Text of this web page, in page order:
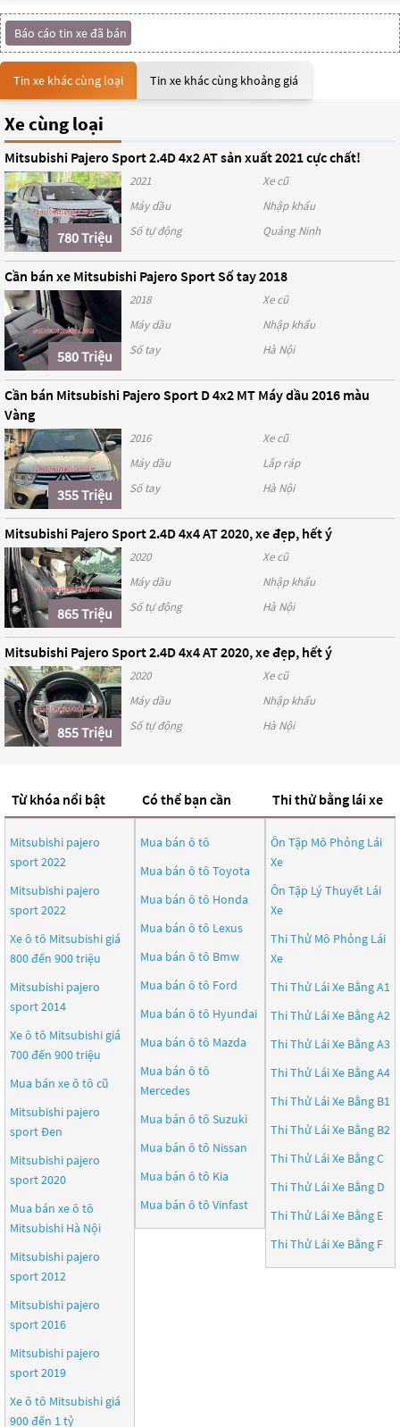
Báo cáo tin xe đã bán
Tin xe khác cùng loại Tin xe khác cùng khoảng giá
Xe cùng loại
Mitsubishi Pajero Sport 2.4D 4x2 AT sản xuất 2021 cực chất!
780 Triệu
2021
Xe cũ
Máy dầu
Nhập khẩu
Số tự động
Quảng Ninh
Cần bán xe Mitsubishi Pajero Sport Số tay 2018
580 Triệu
2018
Xe cũ
Máy dầu
Nhập khẩu
Số tay
Hà Nội
Cần bán Mitsubishi Pajero Sport D 4x2 MT Máy dầu 2016 màu
Vàng
355 Triệu
2016
Xe cũ
Máy dầu
Lắp ráp
Số tay
Hà Nội
Mitsubishi Pajero Sport 2.4D 4x4 AT 2020, xe đẹp, hết ý
865 Triệu
2020
Xe cũ
Máy dầu
Nhập khẩu
Số tự động
Hà Nội
Mitsubishi Pajero Sport 2.4D 4x4 AT 2020, xe đẹp, hết ý
855 Triệu
2020
Xe cũ
Máy dầu
Nhập khẩu
Số tự động
Hà Nội
Từ khóa nổi bật
Mitsubishi pajero
sport 2022
Mitsubishi pajero
sport 2022
Xe ô tô Mitsubishi giá
800 đến 900 triệu
Mitsubishi pajero
sport 2014
Xe ô tô Mitsubishi giá
700 đến 900 triệu
Mua bán xe ô tô cũ
Mitsubishi pajero
sport Đen
Mitsubishi pajero
sport 2020
Mua bán xe ô tô
Mitsubishi Hà Nội
Mitsubishi pajero
sport 2012
Mitsubishi pajero
sport 2016
Mitsubishi pajero
sport 2019
Xe ô tô Mitsubishi giá
900 đến 1 tỷ
Có thể bạn cần
Mua bán ô tô
Mua bán ô tô Toyota
Mua bán ô tô Honda
Mua bán ô tô Lexus
Mua bán ô tô Bmw
Mua bán ô tô Ford
Mua bán ô tô Hyundai
Mua bán ô tô Mazda
Mua bán ô tô
Mercedes
Mua bán ô tô Suzuki
Mua bán ô tô Nissan
Mua bán ô tô Kia
Mua bán ô tô Vinfast
Thi thử bằng lái xe
Ôn Tập Mô Phỏng Lái
Xe
Ôn Tập Lý Thuyết Lái
Xe
Thi Thử Mô Phỏng Lái
Xe
Thi Thử Lái Xe Bằng A1
Thi Thử Lái Xe Bằng A2
Thi Thử Lái Xe Bằng A3
Thi Thử Lái Xe Bằng A4
Thi Thử Lái Xe Bằng B1
Thi Thử Lái Xe Bằng B2
Thi Thử Lái Xe Bằng C
Thi Thử Lái Xe Bằng D
Thi Thử Lái Xe Bằng E
Thi Thử Lái Xe Bằng F